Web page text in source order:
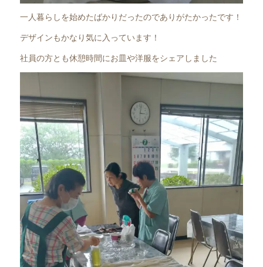
一人暮らしを始めたばかりだったのでありがたかったです！
デザインもかなり気に入っています！
社員の方とも休憩時間にお皿や洋服をシェアしました